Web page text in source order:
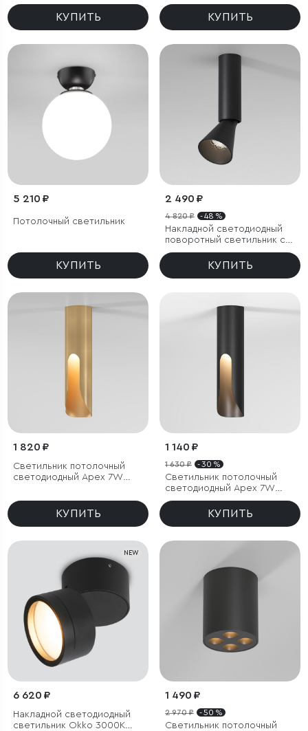
КУПИТЬ
белый
КУПИТЬ
5 210 ₽
Потолочный светильник
КУПИТЬ
2 490 ₽
4 820 ₽ - 48 %
Накладной светодиодный
поворотный светильник с
антибликовой решеткой
Piks 7W 4000К черный
КУПИТЬ
1 820 ₽
Светильник потолочный
светодиодный Apex 7W
КУПИТЬ
1 140 ₽
1 630 ₽ - 30 %
Светильник потолочный
светодиодный Apex 7W
3000K черный
КУПИТЬ
NEW
6 620 ₽
Накладной светодиодный
светильник Okko 3000K
1 490 ₽
2 970 ₽ - 50 %
Светильник потолочный